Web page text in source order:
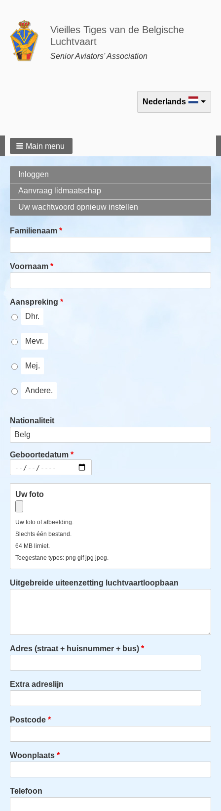
Vieilles Tiges van de Belgische
Luchtvaart
Senior Aviators' Association
Select your language
Nederlands
Main menu
Primaire
tabs
Inloggen
Aanvraag lidmaatschap
tabblad)
Uw wachtwoord opnieuw instellen
Familienaam
Voornaam
Aanspreking
Dhr.
Mevr.
Mej.
Andere.
Nationaliteit
Geboortedatum
Order Date
Uw foto
Uw foto of afbeelding.
Slechts één bestand.
64 MB limiet.
Toegestane types: png gif jpg jpeg.
Uitgebreide uiteenzetting luchtvaartloopbaan
Adres (straat + huisnummer + bus)
Extra adreslijn
Postcode
Woonplaats
Telefoon